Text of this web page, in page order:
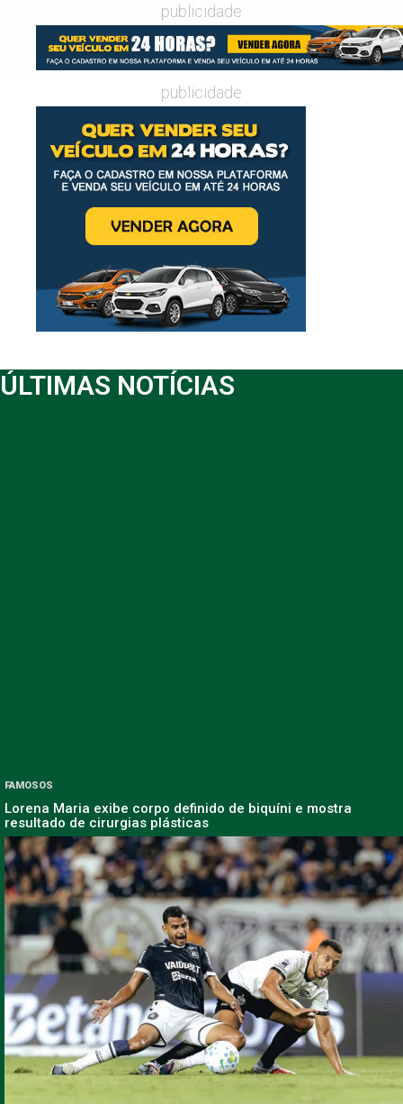
publicidade
publicidade
ÚLTIMAS NOTÍCIAS
FAMOSOS
Lorena Maria exibe corpo definido de biquíni e mostra
resultado de cirurgias plásticas